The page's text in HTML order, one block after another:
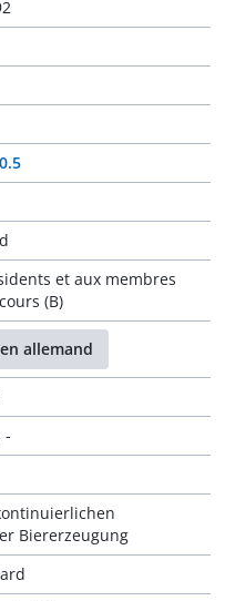
et aux membres
(B)
allemand
-
Biererzeugung